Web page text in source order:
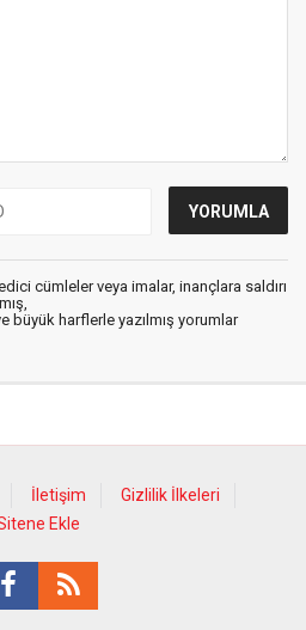
cümleler veya imalar, inançlara saldırı
büyük harflerle yazılmış yorumlar
İletişim
Gizlilik İlkeleri
Ekle